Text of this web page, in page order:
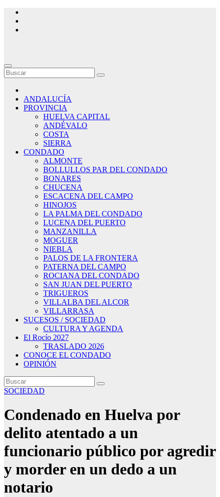
Saltar
contenido
ANDALUCÍA
PROVINCIA
HUELVA CAPITAL
ANDÉVALO
COSTA
SIERRA
CONDADO
ALMONTE
BOLLULLOS PAR DEL CONDADO
BONARES
CHUCENA
ESCACENA DEL CAMPO
HINOJOS
LA PALMA DEL CONDADO
LUCENA DEL PUERTO
MANZANILLA
MOGUER
NIEBLA
PALOS DE LA FRONTERA
PATERNA DEL CAMPO
ROCIANA DEL CONDADO
SAN JUAN DEL PUERTO
TRIGUEROS
VILLALBA DEL ALCOR
VILLARRASA
SUCESOS / SOCIEDAD
CULTURA Y AGENDA
El Rocío 2027
TRASLADO 2026
CONOCE EL CONDADO
OPINIÓN
SOCIEDAD
Condenado en Huelva por
delito atentado a un
funcionario público por agredir
y morder en un dedo a un
notario